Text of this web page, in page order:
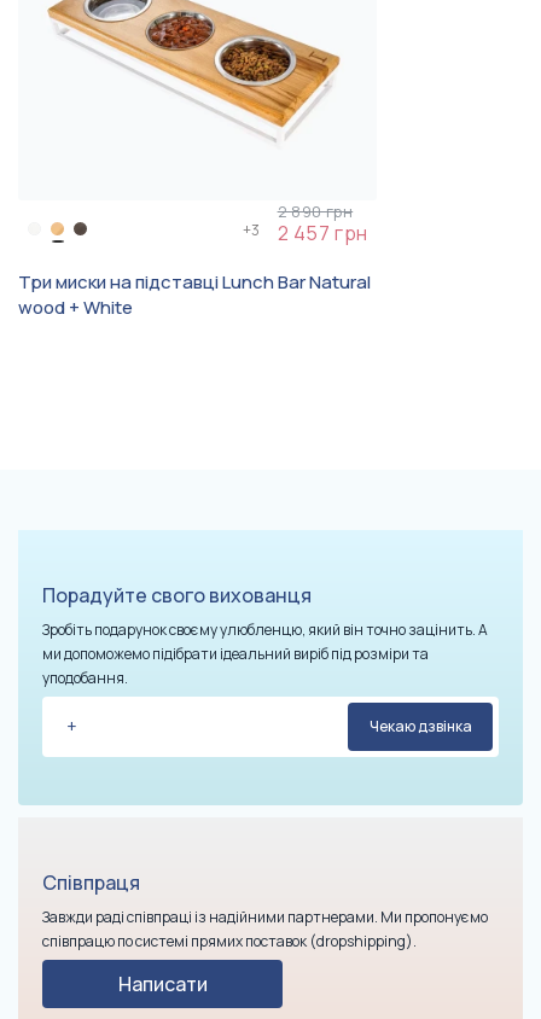
+3
2 890 грн
2 457 грн
Три миски на підставці Lunch Bar Natural
wood + White
Порадуйте свого вихованця
Зробіть подарунок своєму улюбленцю, який він точно зацінить. А
ми допоможемо підібрати ідеальний виріб під розміри та
уподобання.
Співпраця
Завжди раді співпраці із надійними партнерами. Ми пропонуємо
співпрацю по системі прямих поставок (dropshipping).
Написати